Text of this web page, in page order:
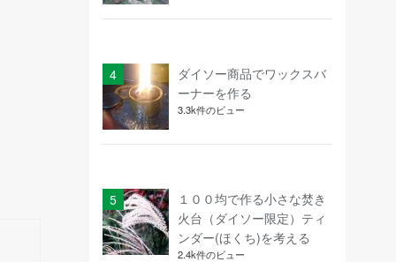
ダイソー商品でワックスバ
ーナーを作る
3.3k件のビュー
１００均で作る小さな焚き
火台（ダイソー限定）ティ
ンダー(ほくち)を考える
2.4k件のビュー